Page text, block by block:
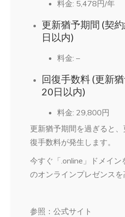
料金: 5,478円/年
更新猶予期間 (契
日以内)
料金: –
回復手数料 (更新
20日以内)
料金: 29,800円
更新猶予期間を過ぎると
復手数料が発生します。
今すぐ「.online」ドメイン
のオンラインプレゼンスを
参照：公式サイト